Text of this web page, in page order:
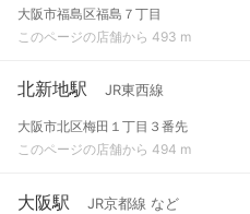
大阪市福島区福島７丁目
このページの店舗から 493 m
北新地駅 JR東西線
大阪市北区梅田１丁目３番先
このページの店舗から 494 m
大阪駅 JR京都線 など